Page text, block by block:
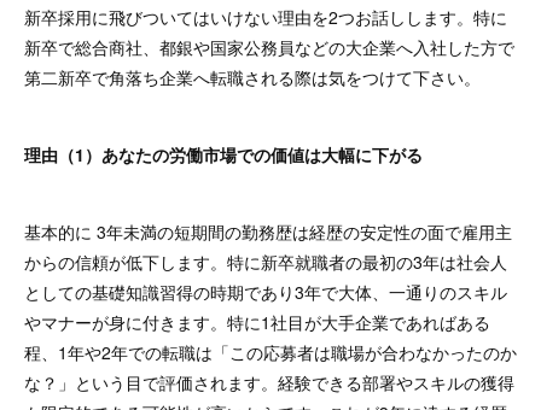
新卒採用に飛びついてはいけない理由を2つお話しします。特に
新卒で総合商社、都銀や国家公務員などの大企業へ入社した方で
第二新卒で角落ち企業へ転職される際は気をつけて下さい。
理由（1）あなたの労働市場での価値は大幅に下がる
基本的に 3年未満の短期間の勤務歴は経歴の安定性の面で雇用主
からの信頼が低下します。特に新卒就職者の最初の3年は社会人
としての基礎知識習得の時期であり3年で大体、一通りのスキル
やマナーが身に付きます。特に1社目が大手企業であればある
程、1年や2年での転職は「この応募者は職場が合わなかったのか
な？」という目で評価されます。経験できる部署やスキルの獲得